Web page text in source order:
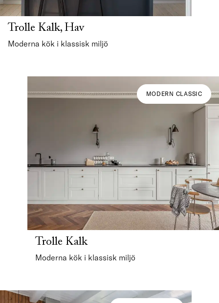
Trolle Kalk, Hav
Moderna kök i klassisk miljö
MODERN CLASSIC
Trolle Kalk
Moderna kök i klassisk miljö